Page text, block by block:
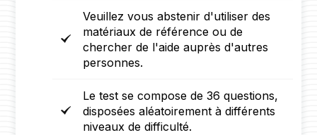
Veuillez vous abstenir d'utiliser des
matériaux de référence ou de
chercher de l'aide auprès d'autres
personnes.
Le test se compose de 36 questions,
disposées aléatoirement à différents
niveaux de difficulté.